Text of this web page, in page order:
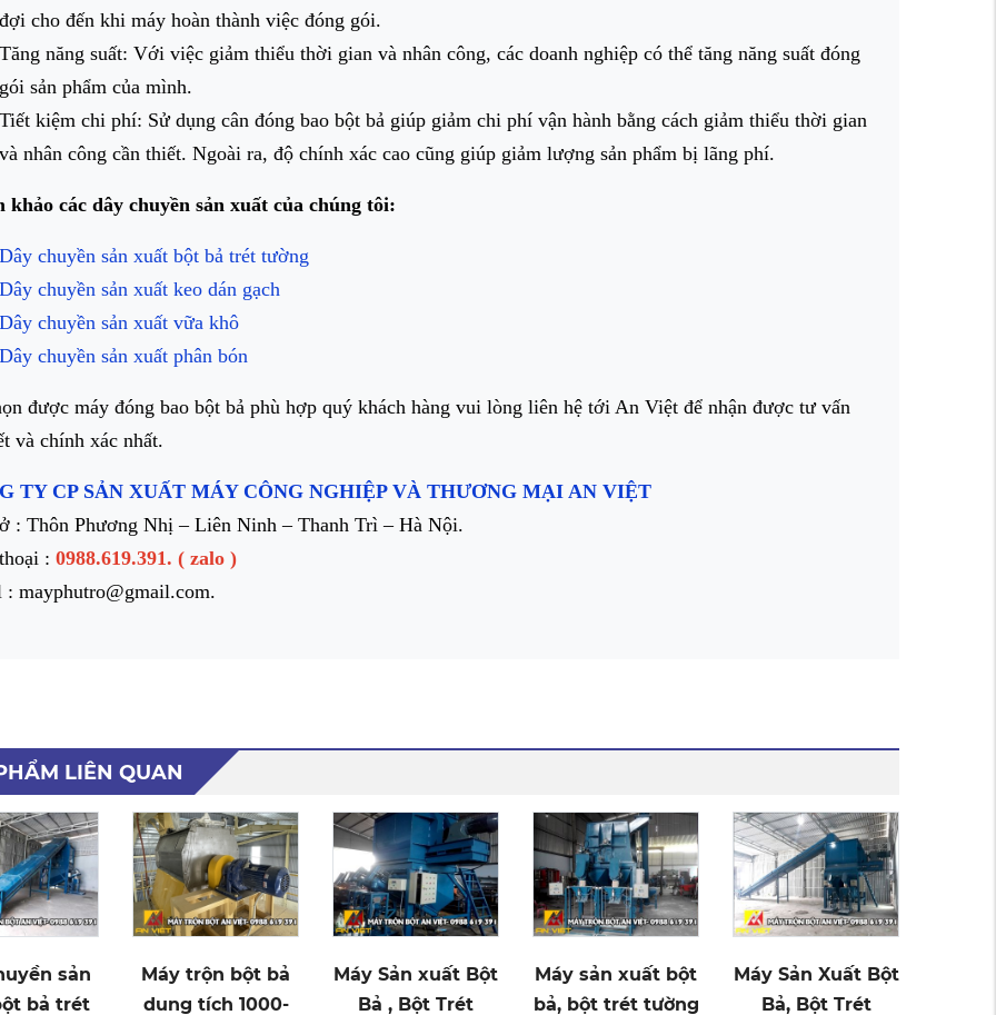
đợi cho đến khi máy hoàn thành việc đóng gói.
Tăng năng suất: Với việc giảm thiểu thời gian và nhân công, các doanh nghiệp có thể tăng năng suất đóng
gói sản phẩm của mình.
Tiết kiệm chi phí: Sử dụng cân đóng bao bột bả giúp giảm chi phí vận hành bằng cách giảm thiểu thời gian
và nhân công cần thiết. Ngoài ra, độ chính xác cao cũng giúp giảm lượng sản phẩm bị lãng phí.
khảo các dây chuyền sản xuất của chúng tôi:
Dây chuyền sản xuất bột bả trét tường
Dây chuyền sản xuất keo dán gạch
Dây chuyền sản xuất vữa khô
Dây chuyền sản xuất phân bón
được máy đóng bao bột bả phù hợp quý khách hàng vui lòng liên hệ tới An Việt để nhận được tư vấn
và chính xác nhất.
TY CP SẢN XUẤT MÁY CÔNG NGHIỆP VÀ THƯƠNG MẠI AN VIỆT
: Thôn Phương Nhị – Liên Ninh – Thanh Trì – Hà Nội.
: 0988.619.391. ( zalo )
: mayphutro@gmail.com.
LIÊN QUAN
sản
bả trét
Máy trộn bột bả
dung tích 1000-
Máy Sản xuất Bột
Bả , Bột Trét
Máy sản xuất bột
bả, bột trét tường
Máy Sản Xuất Bột
Bả, Bột Trét